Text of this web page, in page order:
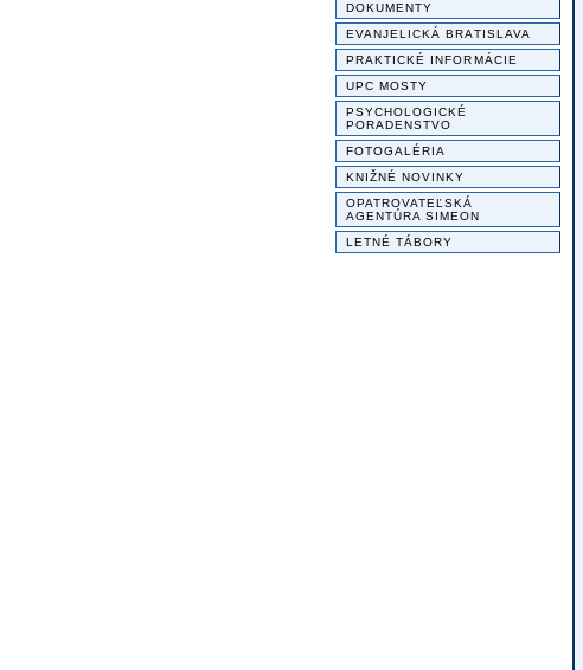
DOKUMENTY
EVANJELICKÁ BRATISLAVA
PRAKTICKÉ INFORMÁCIE
UPC MOSTY
PSYCHOLOGICKÉ
PORADENSTVO
FOTOGALÉRIA
KNIŽNÉ NOVINKY
OPATROVATEĽSKÁ
AGENTÚRA SIMEON
LETNÉ TÁBORY